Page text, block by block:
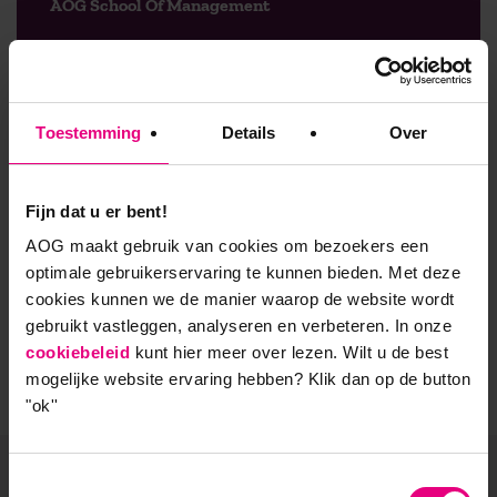
Toestemming Details Over
Fijn dat u er bent!
AOG maakt gebruik van cookies om bezoekers een
optimale gebruikerservaring te kunnen bieden. Met deze
cookies kunnen we de manier waarop de website wordt
gebruikt vastleggen, analyseren en verbeteren. In onze
cookiebeleid kunt hier meer over lezen. Wilt u de best
mogelijke website ervaring hebben? Klik dan op de button
"ok''
AOG School Of Management
- Gelieerd aan de RUG
- Samen leren en reflecteren
- Praktijkgericht en persoonlijk